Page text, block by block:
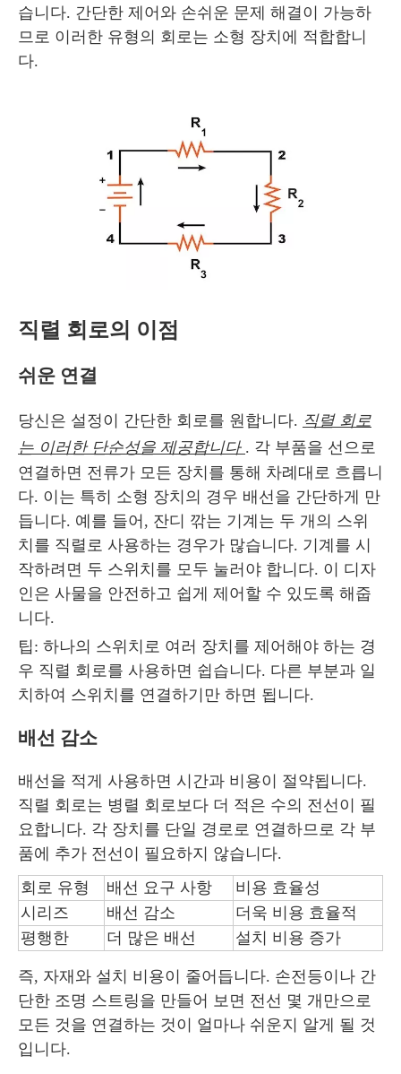
습니다. 간단한 제어와 손쉬운 문제 해결이 가능하
므로 이러한 유형의 회로는 소형 장치에 적합합니
다.
직렬 회로의 이점
쉬운 연결
당신은 설정이 간단한 회로를 원합니다. 직렬 회로
는 이러한 단순성을 제공합니다 . 각 부품을 선으로
연결하면 전류가 모든 장치를 통해 차례대로 흐릅니
다. 이는 특히 소형 장치의 경우 배선을 간단하게 만
듭니다. 예를 들어, 잔디 깎는 기계는 두 개의 스위
치를 직렬로 사용하는 경우가 많습니다. 기계를 시
작하려면 두 스위치를 모두 눌러야 합니다. 이 디자
인은 사물을 안전하고 쉽게 제어할 수 있도록 해줍
니다.
팁: 하나의 스위치로 여러 장치를 제어해야 하는 경
우 직렬 회로를 사용하면 쉽습니다. 다른 부분과 일
치하여 스위치를 연결하기만 하면 됩니다.
배선 감소
배선을 적게 사용하면 시간과 비용이 절약됩니다.
직렬 회로는 병렬 회로보다 더 적은 수의 전선이 필
요합니다. 각 장치를 단일 경로로 연결하므로 각 부
품에 추가 전선이 필요하지 않습니다.
회로 유형
배선 요구 사항
비용 효율성
시리즈
배선 감소
더욱 비용 효율적
평행한
더 많은 배선 설치 비용 증가
즉, 자재와 설치 비용이 줄어듭니다. 손전등이나 간
단한 조명 스트링을 만들어 보면 전선 몇 개만으로
모든 것을 연결하는 것이 얼마나 쉬운지 알게 될 것
입니다.